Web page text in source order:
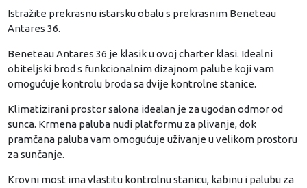
Istražite prekrasnu istarsku obalu s prekrasnim Beneteau
Antares 36.
Beneteau Antares 36 je klasik u ovoj charter klasi. Idealni
obiteljski brod s funkcionalnim dizajnom palube koji vam
omogućuje kontrolu broda sa dvije kontrolne stanice.
Klimatizirani prostor salona idealan je za ugodan odmor od
sunca. Krmena paluba nudi platformu za plivanje, dok
pramčana paluba vam omogućuje uživanje u velikom prostoru
za sunčanje.
Krovni most ima vlastitu kontrolnu stanicu, kabinu i palubu za